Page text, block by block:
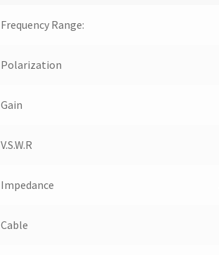
Frequency Range:
Polarization
Gain
V.S.W.R
Impedance
Cable